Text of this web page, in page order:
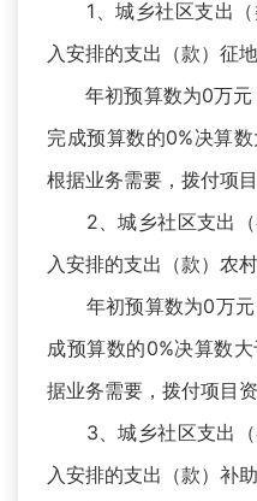
1、城乡社区支出（
入安排的支出（款）征
年初预算数为0万元
完成预算数的0%决算
根据业务需要，拨付项目
2、城乡社区支出（
入安排的支出（款）农
年初预算数为0万元
成预算数的0%决算数
据业务需要，拨付项目资
3、城乡社区支出（
入安排的支出（款）补